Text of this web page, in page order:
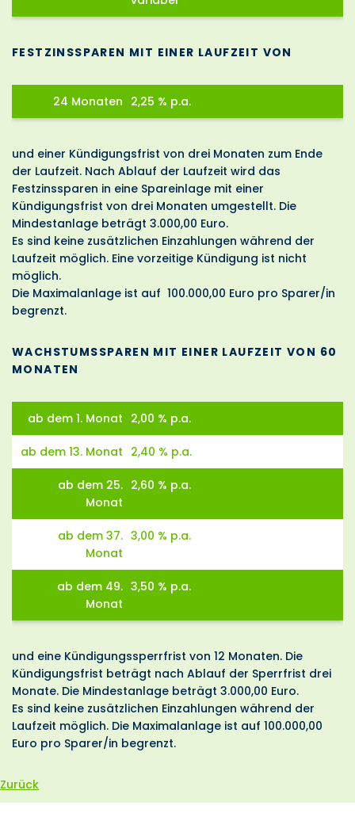
FESTZINSSPAREN MIT EINER LAUFZEIT VON
24 Monaten 2,25 % p.a.
und einer Kündigungsfrist von drei Monaten zum Ende
der Laufzeit. Nach Ablauf der Laufzeit wird das
Festzinssparen in eine Spareinlage mit einer
Kündigungsfrist von drei Monaten umgestellt. Die
Mindestanlage beträgt 3.000,00 Euro.
Es sind keine zusätzlichen Einzahlungen während der
Laufzeit möglich. Eine vorzeitige Kündigung ist nicht
möglich.
Die Maximalanlage ist auf 100.000,00 Euro pro Sparer/in
begrenzt.
WACHSTUMSSPAREN MIT EINER LAUFZEIT VON 60
MONATEN
ab dem 1. Monat 2,00 % p.a.
ab dem 13. Monat 2,40 % p.a.
ab dem 25.
Monat
2,60 % p.a.
ab dem 37.
Monat
3,00 % p.a.
ab dem 49.
Monat
3,50 % p.a.
und eine Kündigungssperrfrist von 12 Monaten. Die
Kündigungsfrist beträgt nach Ablauf der Sperrfrist drei
Monate. Die Mindestanlage beträgt 3.000,00 Euro.
Es sind keine zusätzlichen Einzahlungen während der
Laufzeit möglich. Die Maximalanlage ist auf 100.000,00
Euro pro Sparer/in begrenzt.
Zurück